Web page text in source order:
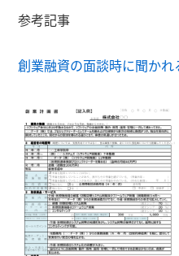
参考記事
創業融資の面談時に聞か